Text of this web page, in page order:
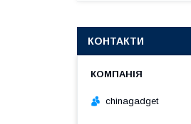
КОНТАКТИ
chinagadget